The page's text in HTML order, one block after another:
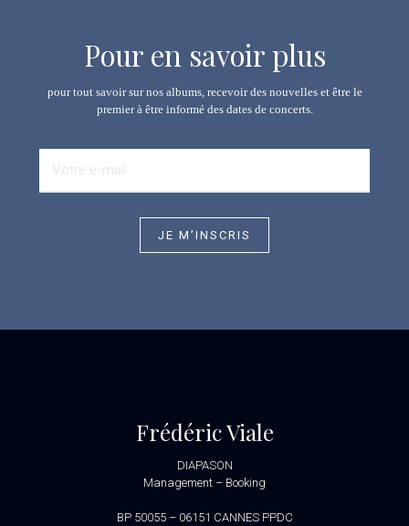
Pour en savoir plus
pour tout savoir sur nos albums, recevoir des nouvelles et être le
premier à être informé des dates de concerts.
Frédéric Viale
DIAPASON
Management – Booking
BP 50055 – 06151 CANNES PPDC